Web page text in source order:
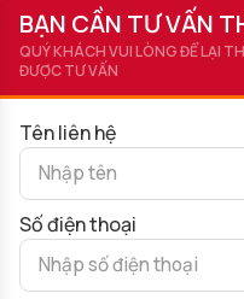
Màu sắc của sản phẩm:
BẠN CẦN TƯ VẤN
QUÝ KHÁCH VUI LÒNG ĐỂ LẠI
ĐƯỢC TƯ VẤN
Tên liên hệ
Số điện thoại